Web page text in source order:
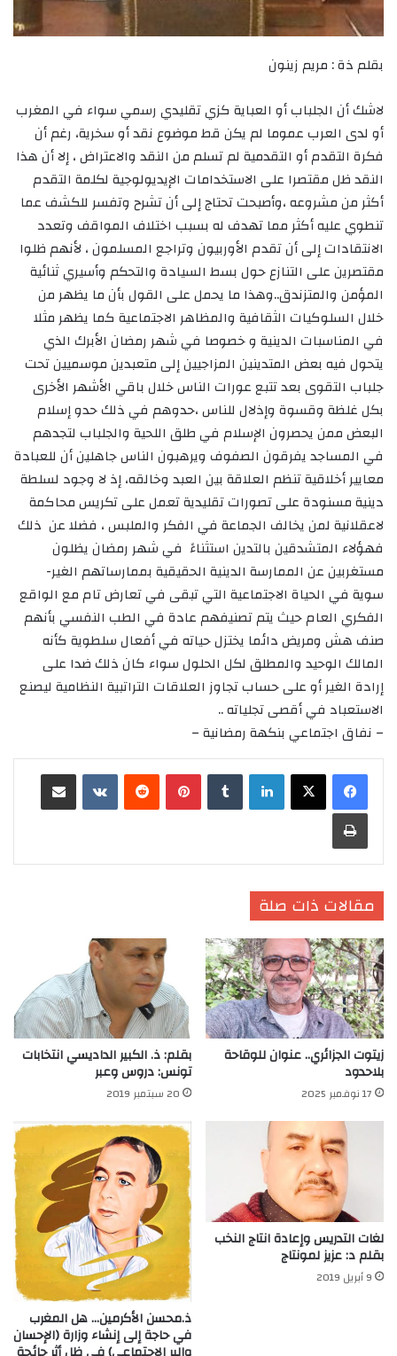
بقلم ذة : مريم زينون
لاشك أن الجلباب أو العباية كزي تقليدي رسمي سواء في المغرب
أو لدى العرب عموما لم يكن قط موضوع نقد أو سخرية، رغم أن
فكرة التقدم أو التقدمية لم تسلم من النقد والاعتراض ، إلا أن هذا
النقد ظل مقتصرا على الاستخدامات الإيديولوجية لكلمة التقدم
أكثر من مشروعه ،وأصبحت تحتاج إلى أن تشرح وتفسر للكشف عما
تنطوي عليه أكثر مما تهدف له بسبب اختلاف المواقف وتعدد
الانتقادات إلى أن تقدم الأوربيون وتراجع المسلمون ، لأنهم ظلوا
مقتصرين على التنازع حول بسط السيادة والتحكم وأسيري ثنائية
المؤمن والمتزندق..وهذا ما يحمل على القول بأن ما يظهر من
خلال السلوكيات الثقافية والمظاهر الاجتماعية كما يظهر مثلا
في المناسبات الدينية و خصوصا في شهر رمضان الأبرك الذي
يتحول فيه بعض المتدينين المزاجيين إلى متعبدين موسميين تحت
جلباب التقوى بعد تتبع عورات الناس خلال باقي الأشهر الأخرى
بكل غلظة وقسوة وإذلال للناس ،حدوهم في ذلك حدو إسلام
البعض ممن يحصرون الإسلام في طلق اللحية والجلباب لتجدهم
في المساجد يفرقون الصفوف ويرهبون الناس جاهلين أن للعبادة
معايير أخلاقية تنظم العلاقة بين العبد وخالقه، إذ لا وجود لسلطة
دينية مسنودة على تصورات تقليدية تعمل على تكريس محاكمة
لاعقلانية لمن يخالف الجماعة في الفكر والملبس ، فضلا عن ذلك
فهؤلاء المتشدقين بالتدين استثناءً في شهر رمضان يظلون
مستغربين عن الممارسة الدينية الحقيقية بممارساتهم الغير-
سوية في الحياة الاجتماعية التي تبقى في تعارض تام مع الواقع
الفكري العام حيث يتم تصنيفهم عادة في الطب النفسي بأنهم
صنف هش ومريض دائما يختزل حياته في أفعال سلطوية كأنه
المالك الوحيد والمطلق لكل الحلول سواء كان ذلك ضدا على
إرادة الغير أو على حساب تجاوز العلاقات التراتبية النظامية ليصنع
الاستعباد في أقصى تجلياته ..
– نفاق اجتماعي بنكهة رمضانية –
لينكدإن بينتيريست
طباعة
مقالات ذات صلة
زيتوت الجزائري.. عنوان للوقاحة
بلاحدود
17 نوفمبر 2025
بقلم: ذ. الكبير الداديسي انتخابات
تونس: دروس وعبر
20 سبتمبر 2019
لغات التدريس وإعادة انتاج النخب
بقلم د: عزيز لمونتاج
9 أبريل 2019
ذ.محسن الأكرمين… هل المغرب
في حاجة إلى إنشاء وزارة (الإحسان